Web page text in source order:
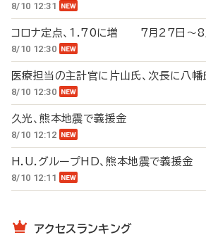
8/10 12:31
コロナ定点、1.70に増 7月27日～8
8/10 12:30
医療担当の主計官に片山氏、次長に八
8/10 12:30
久光、熊本地震で義援金
8/10 12:12
H.U.グループHD、熊本地震で義援金
8/10 12:11
アクセスランキング